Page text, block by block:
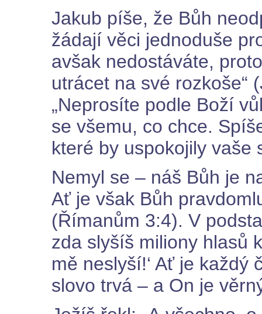
Jakub píše, že Bůh
žádají věci jednoduše
avšak nedostáváte,
utrácet na své rozkoše“
„Neprosíte podle Boží
se všemu, co chce.
které by uspokojily vaše
Nemyl se – náš Bůh je
Ať je však Bůh
(Římanům 3:4). V
zda slyšíš miliony hlasů
mě neslyší!‘ Ať je každý
slovo trvá – a On je